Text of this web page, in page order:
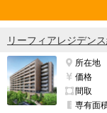
リーフィアレジデン
所在地
価格
間取
専有面